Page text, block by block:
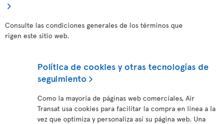
Consulte las condiciones generales de los términos que
rigen este sitio web.
Política de cookies y otras tecnologías de
seguimiento
Como la mayoría de páginas web comerciales, Air
Transat usa cookies para facilitar la compra en línea a la
vez que optimiza y personaliza así su página web. Una